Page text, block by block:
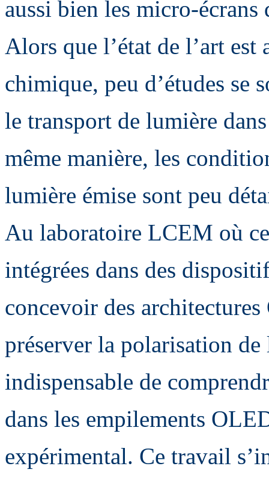
aussi bien les micro-
Alors que l’état de l’art
chimique, peu d’études se
le transport de lumière
même manière, les
lumière émise sont peu
Au laboratoire LCEM où
intégrées dans des
concevoir des
préserver la polarisation
indispensable de
dans les empilements
expérimental. Ce travail